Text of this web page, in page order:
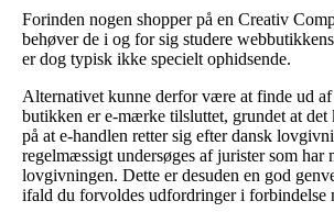
Forinden nogen shopper på en Creativ
behøver de i og for sig studere
er dog typisk ikke specielt ophidsende.
Alternativet kunne derfor være at finde ud
butikken er e-mærke tilsluttet, grundet at
på at e-handlen retter sig efter dansk
regelmæssigt undersøges af jurister som har
lovgivningen. Dette er desuden en god
ifald du forvoldes udfordringer i forbindelse